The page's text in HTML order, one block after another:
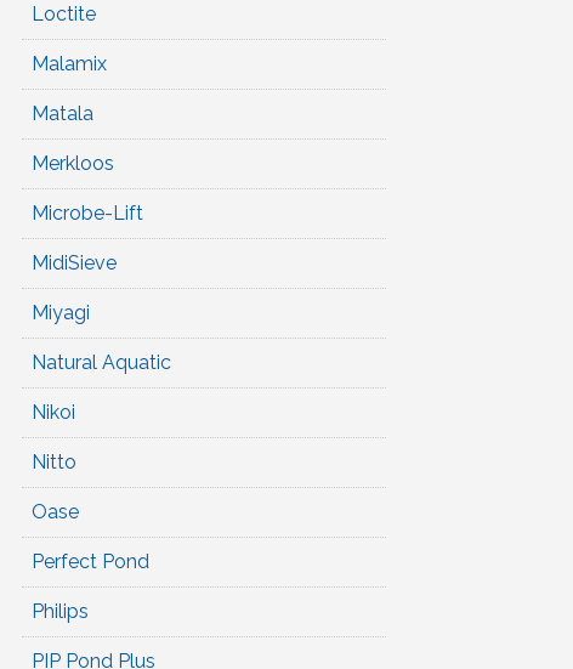
Loctite
Malamix
Matala
Merkloos
Microbe-Lift
MidiSieve
Miyagi
Natural Aquatic
Nikoi
Nitto
Oase
Perfect Pond
Philips
PIP Pond Plus